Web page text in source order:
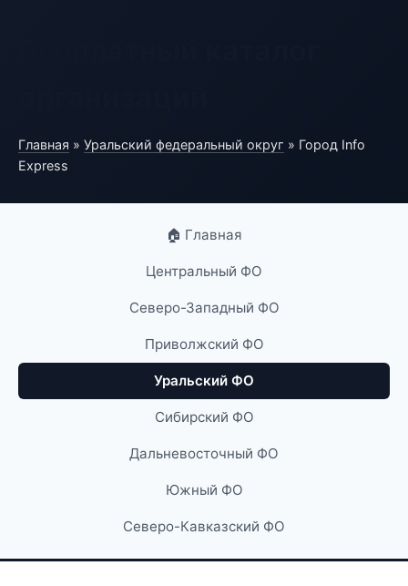
Главная » Уральский федеральный округ » Город Info
Express
🏠 Главная
Центральный ФО
Северо-Западный ФО
Приволжский ФО
Уральский ФО
Сибирский ФО
Дальневосточный ФО
Южный ФО
Северо-Кавказский ФО